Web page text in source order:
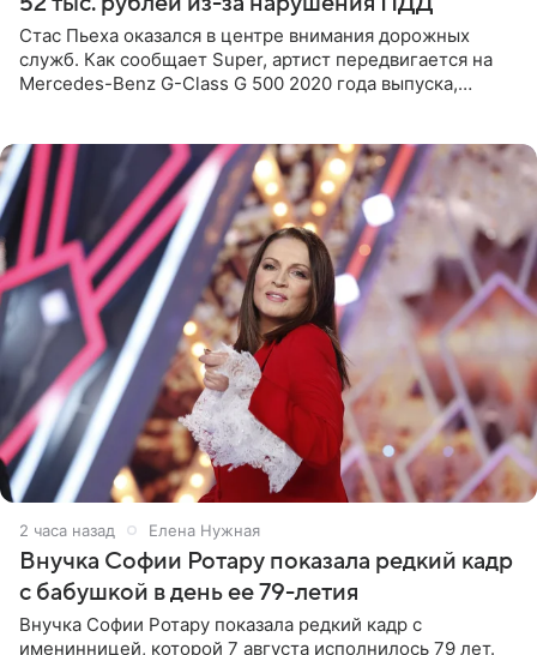
Стас Пьеха оказался в центре внимания дорожных
служб. Как сообщает Super, артист передвигается на
Mercedes-Benz G-Class G 500 2020 года выпуска,
2 часа назад Елена Нужная
Внучка Софии Ротару показала редкий кадр
с бабушкой в день ее 79-летия
Внучка Софии Ротару показала редкий кадр с
именинницей, которой 7 августа исполнилось 79 лет.